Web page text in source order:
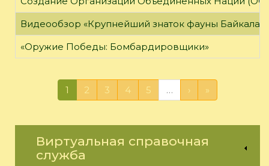
Видеообзор «Крупнейший знаток фауны Байкала»
«Оружие Победы: Бомбардировщики»
1 2 3 4 5 … › »
Виртуальная справочная
служба